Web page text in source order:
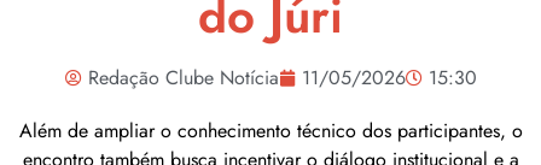
do Júri
Redação Clube Notícia 11/05/2026
15:30
Além de ampliar o conhecimento técnico dos participantes, o